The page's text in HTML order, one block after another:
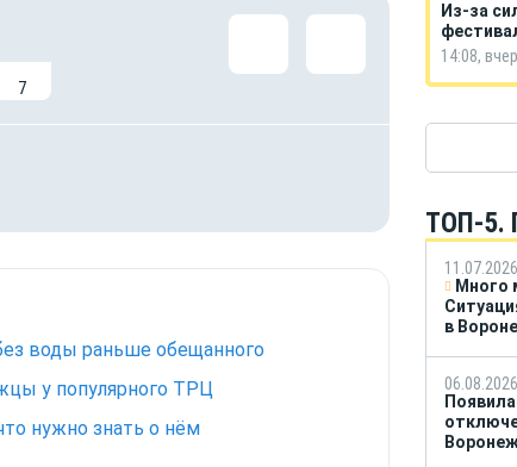
7
воды раньше обещанного
у популярного ТРЦ
нужно знать о нём
Из-за
14:08,
ТОП-5.
Много
в